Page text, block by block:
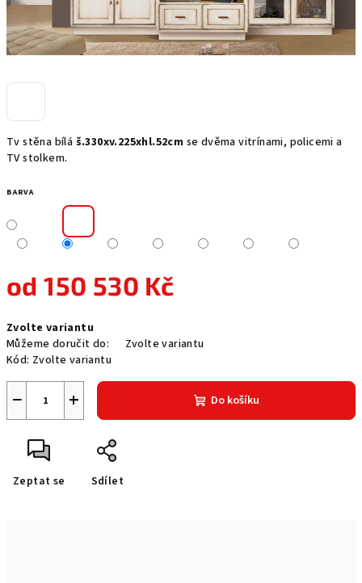
Tv stěna bílá š.330xv.225xhl.52cm se dvěma vitrínami, policemi a
TV stolkem.
BARVA
od150 530 Kč
cena:
Zvolte variantu
Můžeme doručit do:
Zvolte variantu
Kód: Zvolte variantu
+
− Do košíku
Zeptat se Sdílet